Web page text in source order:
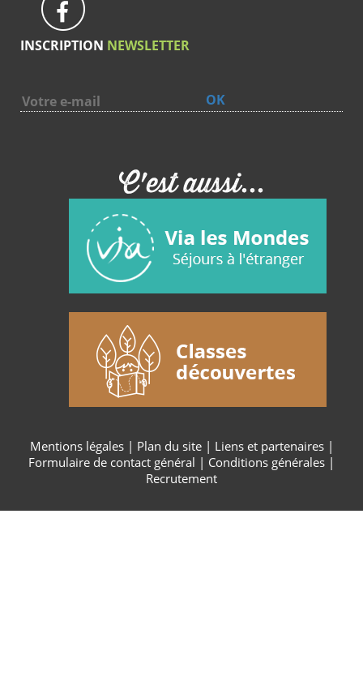
INSCRIPTION NEWSLETTER
OK
C'est aussi...
Mentions légales| Plan du site| Liens et partenaires |
Formulaire de contact général | Conditions générales |
Recrutement